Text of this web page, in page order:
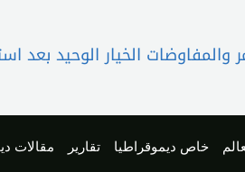
الخيار الوحيد بعد
خاص ديموقراطيا تقارير مقالات